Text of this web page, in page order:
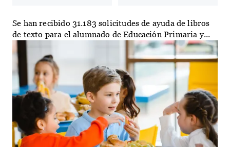
Se han recibido 31.183 solicitudes de ayuda de libros
de texto para el alumnado de Educación Primaria y...